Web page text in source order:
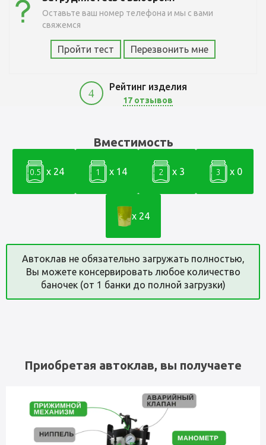
Оставьте ваш номер телефона и мы с вами
свяжемся
Пройти тест Перезвонить мне
4
Рейтинг изделия
17 отзывов
Вместимость
0.5 x 24 1 x 14 2 x 3 3 x 0
x 24
Автоклав не обязательно загружать полностью,
Вы можете консервировать любое количество
баночек (от 1 банки до полной загрузки)
Приобретая автоклав, вы получаете